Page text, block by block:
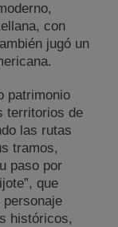
con
jugó un
patrimonio
territorios de
las rutas
tramos,
paso por
que
históricos,